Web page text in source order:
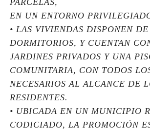
EN UN ENTORNO
• LAS VIVIENDAS DISPONEN
DORMITORIOS, Y CUENTAN
JARDINES PRIVADOS Y UNA
COMUNITARIA, CON TODOS
NECESARIOS AL ALCANCE DE
RESIDENTES.
• UBICADA EN UN MUNICIPIO
CODICIADO, LA PROMOCIÓN